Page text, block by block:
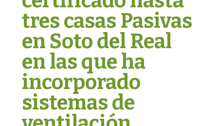
tres casas Pasivas
en Soto del Real
en las que ha
incorporado
sistemas de